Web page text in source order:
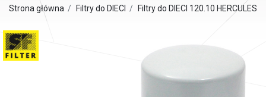
Strona główna / Filtry do DIECI / Filtry do DIECI 120.10 HERCULES